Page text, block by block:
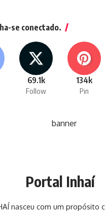
se conectado.
69.1k
Follow
134k
Pin
Portal Inhaí
nasceu com um propósito